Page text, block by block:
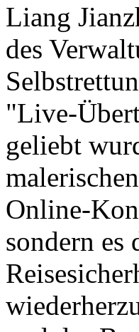
Liang
des
"Live-
geliebt
Online-
sondern es